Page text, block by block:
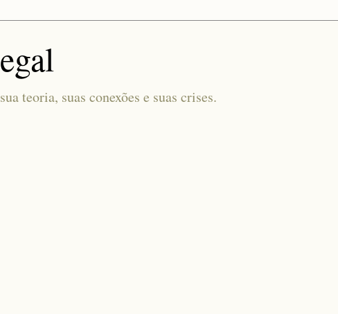
teoria, suas conexões e suas crises.